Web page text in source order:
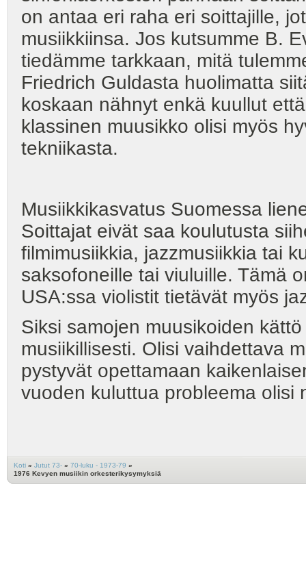
on antaa eri raha eri soittajille,
musiikkiinsa. Jos kutsumme B.
tiedämme tarkkaan, mitä
Friedrich Guldasta huolimatta
koskaan nähnyt enkä kuullut
klassinen muusikko olisi myös
tekniikasta.
Musiikkikasvatus Suomessa
Soittajat eivät saa koulutusta
filmimusiikkia, jazzmusiikkia tai
saksofoneille tai viuluille. Tämä
USA:ssa violistit tietävät myös
Siksi samojen muusikoiden
musiikillisesti. Olisi vaihdettava
pystyvät opettamaan
vuoden kuluttua probleema olisi
Koti » Jutut 73- » 70-luku - 1973-79 »
1976 Kevyen musiikin orkesterikysymyksiä